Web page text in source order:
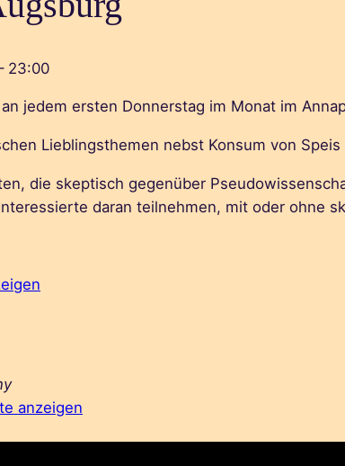
23:00
jedem ersten Donnerstag im Monat im
Lieblingsthemen nebst Konsum von Speis
die skeptisch gegenüber
daran teilnehmen, mit oder ohne
anzeigen